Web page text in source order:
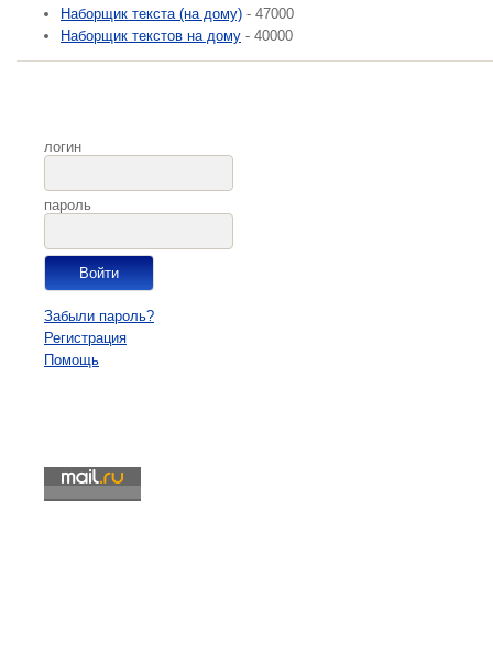
Наборщик текста (на дому) - 47000
Наборщик текстов на дому - 40000
логин
пароль
Забыли пароль?
Регистрация
Помощь